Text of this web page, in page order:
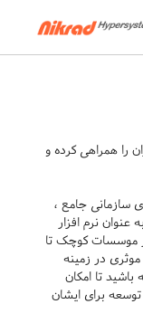
را همراهی کرده و
سازمانی جامع ،
نرم افزار
موسسات کوچک تا
در زمینه
تا امکان
برای ایشان